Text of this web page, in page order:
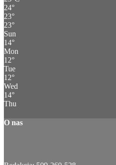
24°
23°
23°
Sun
14°
Mon
12°
Tue
12°
Wed
14°
Thu
O nas